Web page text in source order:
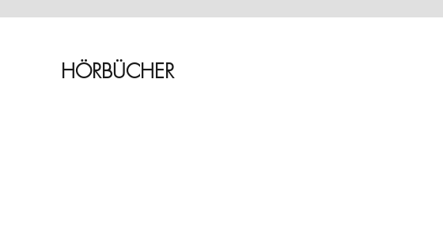
HÖRBÜCHER